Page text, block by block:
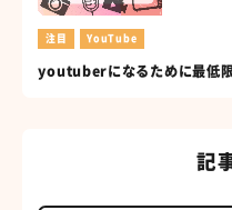
注目 YouTube
youtuberになるために最低限
記